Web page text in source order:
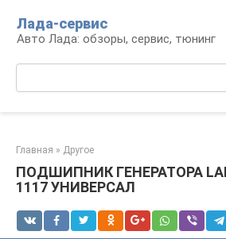
контенту
Лада-сервис
Авто Лада: обзоры, сервис, тюнинг
Главная » Другое
ПОДШИПНИК ГЕНЕРАТОРА
1117 УНИВЕРСАЛ